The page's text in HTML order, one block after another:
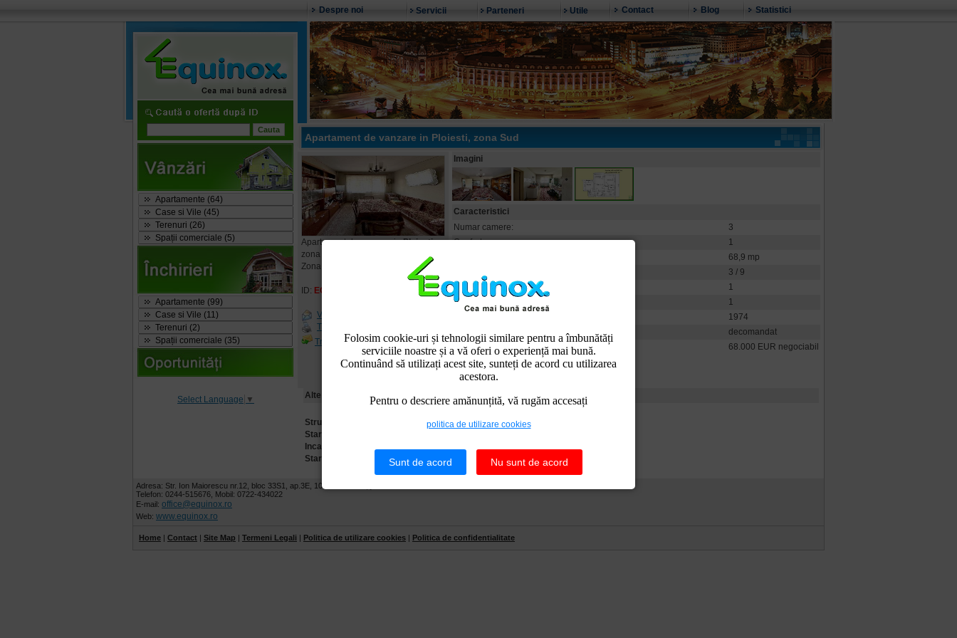
Folosim cookie-uri și tehnologii similare pentru a îmbunătăți
serviciile noastre și a vă oferi o experiență mai bună.
Continuând să utilizați acest site, sunteți de acord cu utilizarea
acestora.
Pentru o descriere amănunțită, vă rugăm accesați
politica de utilizare cookies
Sunt de acord Nu sunt de acord
Despre noi Servicii Parteneri Utile Contact Blog Statistici
Apartamente (64)
Case si Vile (45)
Terenuri (26)
Spații comerciale (5)
Apartamente (99)
Case si Vile (11)
Terenuri (2)
Spații comerciale (35)
Select Language ▼
Apartament de vanzare in Ploiesti, zona Sud
Apartament de vanzare inPloiesti,
zona Sud, judet Prahova
Zona
ID: ECX46106
Vreau detalii despre oferta
Tipareste oferta
Trimite unui prieten
Imagini
Caracteristici
Numar camere:
3
Confort:
1
68,9 mp
3 / 9
Numar bai:
1
Balcoane:
1
1974
Tip locuinta:
decomandat
Pret:
68.000 EUR negociabil
Alte informatii
Structura de rezistenta:
Stare imobil:
Incalzire:
Starea juridica:
imobil intabulat, liber de sarcini
Adresa: Str. Ion Maiorescu nr.12, bloc 33S1, ap.3E, 100067 Ploiesti, jud. Prahova
Telefon: 0244-515676, Mobil: 0722-434022
E-mail: office@equinox.ro
Web: www.equinox.ro
Home | Contact | Site Map | Termeni Legali | Politica de utilizare cookies | Politica de confidentialitate